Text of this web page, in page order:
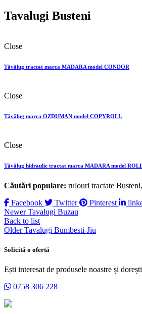
Tavalugi Busteni
Close
Tăvălug tractat marca MADARA model CONDOR
Close
Tăvălug marca OZDUMAN model COPYROLL
Close
Tăvălug hidraulic tractat marca MADARA model
Căutări populare: rulouri tractate
Facebook
Twitter Pinterest
Newer Tavalugi Buzau
Back to list
Older Tavalugi Bumbesti-Jiu
Solicită o ofertă
Ești interesat de produsele noastre și
0758 306 228